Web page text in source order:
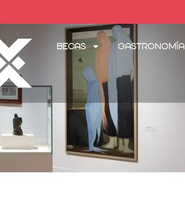
Becas Gastronomía